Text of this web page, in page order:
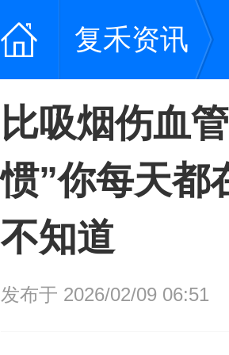
复禾资讯
比吸烟伤血
惯”你每天都
不知道
发布于 2026/02/09 06:51